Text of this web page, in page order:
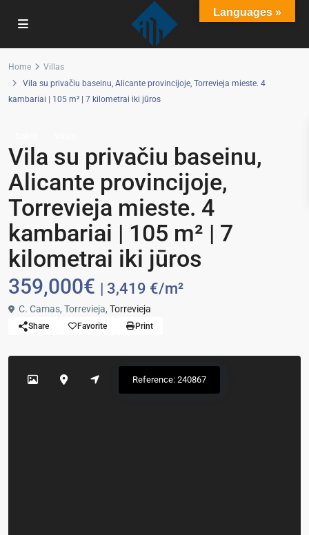
Home
Villas
Vila su privačiu baseinu, Alicante provincijoje, Torrevieja mieste. 4
kambariai | 105 m² | 7 kilometrai iki jūros
Vila su privačiu baseinu,
Alicante provincijoje,
Torrevieja mieste. 4
kambariai | 105 m² | 7
kilometrai iki jūros
359,000€ | 3,419 €/m²
C. Camas, Torrevieja, Torrevieja
Share Favorite Print
Reference: 240867
Languages »